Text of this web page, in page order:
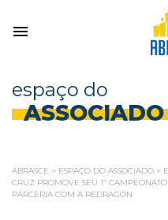
espaço do
ASSOCIADO
ABRASCE > ESPAÇO DO ASSOCIADO >
CRUZ PROMOVE SEU 1º
PARCERIA COM A REDRAGON